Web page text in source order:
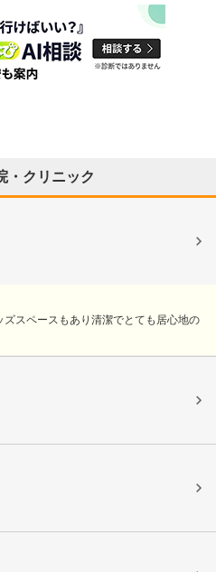
・クリニック
スペースもあり清潔でとても居心地の